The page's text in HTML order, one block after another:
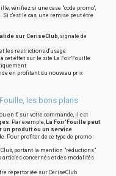
vérifiez si une case "code promo",
Si c'est le cas, une remise peut être
sur CeriseClub, signalé de
les restrictions d'usage
cet effet sur le site La Foir'Fouille
en profitant du nouveau prix
les bons plans
en € sur votre commande, il est
. Par exemple, La Foir'Fouille peut
produit ou un service
Pour profiter de ce type de promo :
portant la mention "réductions"
articles concernés et des modalités
répertoriée sur CeriseClub